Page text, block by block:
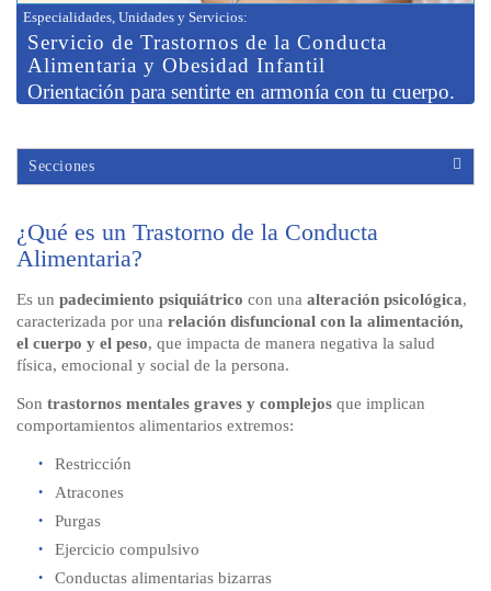
Especialidades, Unidades y Servicios:
Servicio de Trastornos de la Conducta
Alimentaria y Obesidad Infantil
Orientación para sentirte en armonía con tu cuerpo.
Secciones
¿Qué es un Trastorno de la Conducta
Alimentaria?
Es un padecimiento psiquiátrico con una alteración psicológica,
caracterizada por una relación disfuncional con la alimentación,
el cuerpo y el peso, que impacta de manera negativa la salud
física, emocional y social de la persona.
Son trastornos mentales graves y complejos que implican
comportamientos alimentarios extremos:
Restricción
Atracones
Purgas
Ejercicio compulsivo
Conductas alimentarias bizarras